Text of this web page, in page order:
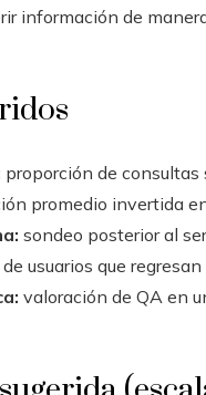
información de
proporción de
promedio invertida
sondeo posterior al
usuarios que
valoración de QA en